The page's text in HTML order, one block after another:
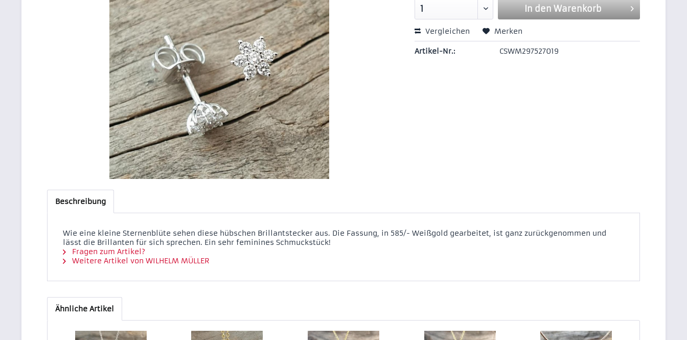
In den Warenkorb
Vergleichen Merken
Artikel-Nr.: CSWM297527019
Beschreibung
Wie eine kleine Sternenblüte sehen diese hübschen Brillantstecker aus. Die Fassung, in 585/- Weißgold gearbeitet, ist ganz zurückgenommen und
lässt die Brillanten für sich sprechen. Ein sehr feminines Schmuckstück!
Fragen zum Artikel?
Weitere Artikel von WILHELM MÜLLER
Ähnliche Artikel